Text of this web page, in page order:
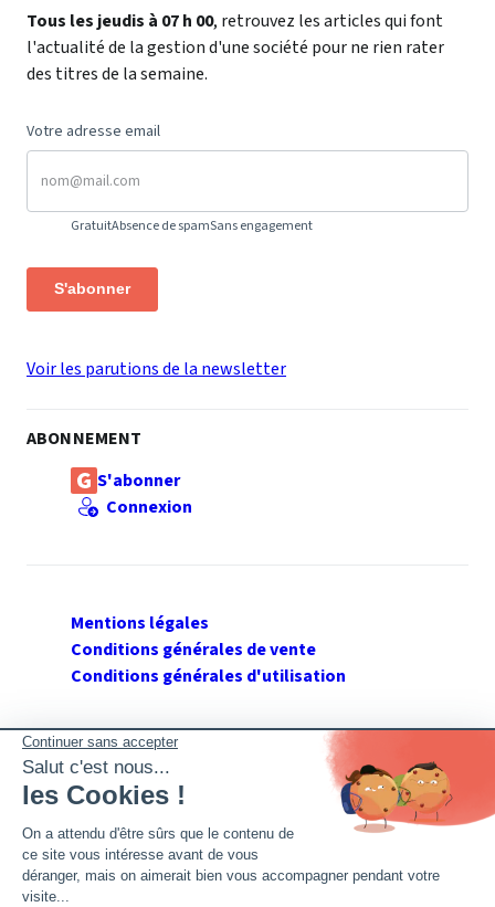
Tous les jeudis à 07 h 00, retrouvez les articles qui font
l'actualité de la gestion d'une société pour ne rien rater
des titres de la semaine.
Votre adresse email
GratuitAbsence de spamSans engagement
S'abonner
Voir les parutions de la newsletter
ABONNEMENT
S'abonner
Connexion
Mentions légales
Conditions générales de vente
Conditions générales d'utilisation
SUIVEZ GERANT DE SARL
Twitter